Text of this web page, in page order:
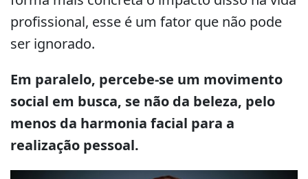
profissional, esse é um fator que não pode
ser ignorado.
Em paralelo, percebe-se um movimento
social em busca, se não da beleza, pelo
menos da harmonia facial para a
realização pessoal.